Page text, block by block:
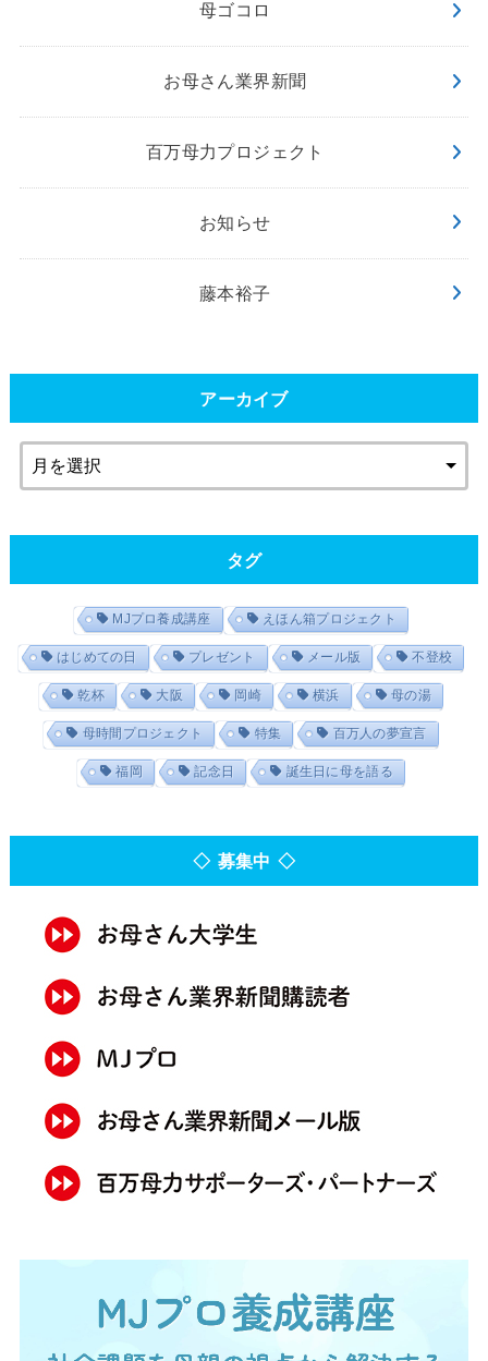
母ゴコロ
お母さん業界新聞
百万母力プロジェクト
お知らせ
藤本裕子
アーカイブ
タグ
MJプロ養成講座 えほん箱プロジェクト
はじめての日 プレゼント メール版 不登校
乾杯 大阪 岡崎 横浜 母の湯
母時間プロジェクト 特集 百万人の夢宣言
福岡 記念日 誕生日に母を語る
◇ 募集中 ◇